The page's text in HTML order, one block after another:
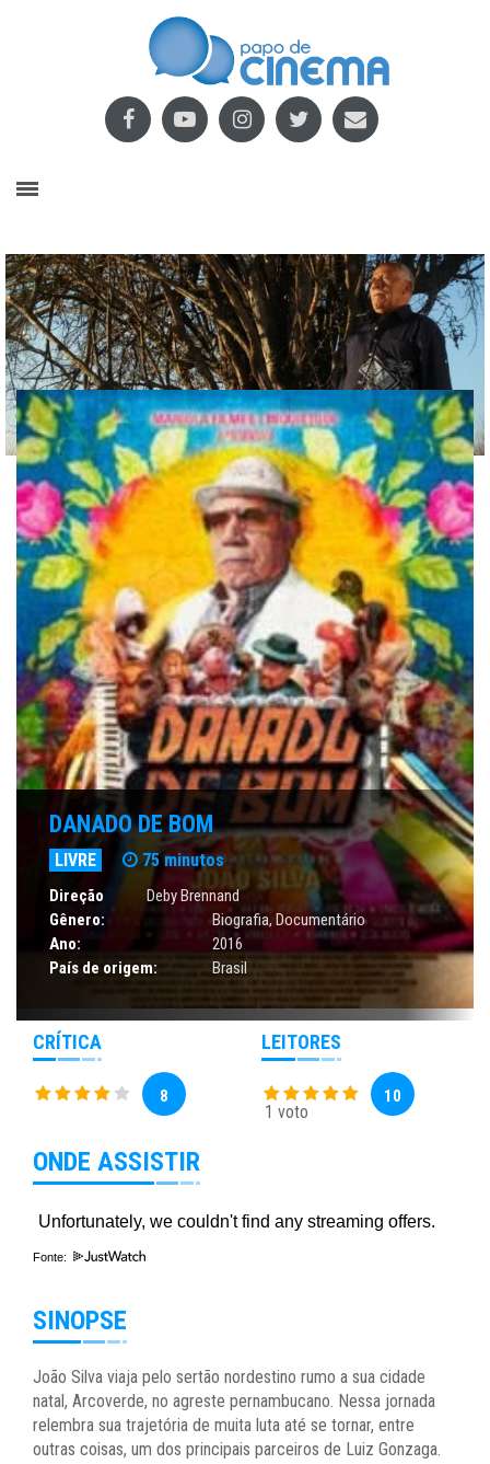
DANADO DE BOM
LIVRE 75 minutos
Direção
Deby Brennand
Gênero:
Biografia, Documentário
Ano:
2016
País de origem:
Brasil
CRÍTICA
8
LEITORES
1 voto
10
ONDE ASSISTIR
Fonte:
SINOPSE
João Silva viaja pelo sertão nordestino rumo a sua cidade
natal, Arcoverde, no agreste pernambucano. Nessa jornada
relembra sua trajetória de muita luta até se tornar, entre
outras coisas, um dos principais parceiros de Luiz Gonzaga.